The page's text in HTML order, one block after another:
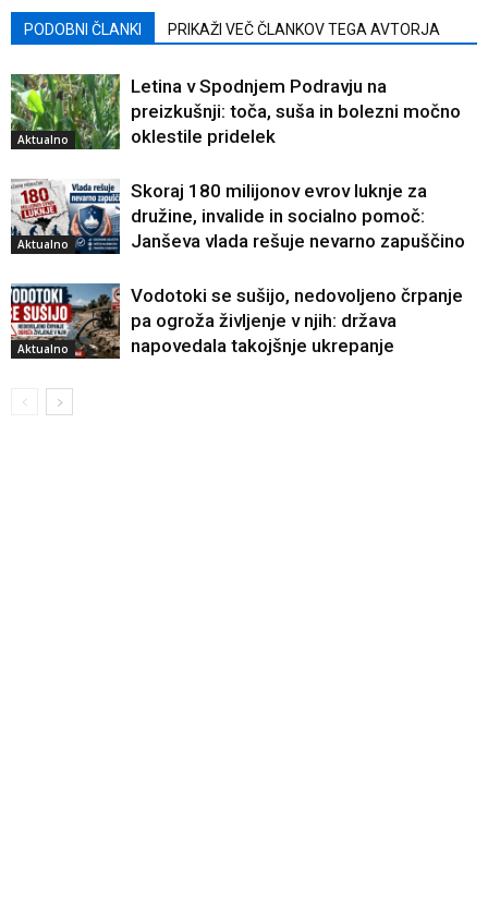
PODOBNI ČLANKI PRIKAŽI VEČ ČLANKOV TEGA AVTORJA
Aktualno
Letina v Spodnjem Podravju na
preizkušnji: toča, suša in bolezni močno
oklestile pridelek
Aktualno
Skoraj 180 milijonov evrov luknje za
družine, invalide in socialno pomoč:
Janševa vlada rešuje nevarno zapuščino
Aktualno
Vodotoki se sušijo, nedovoljeno črpanje
pa ogroža življenje v njih: država
napovedala takojšnje ukrepanje